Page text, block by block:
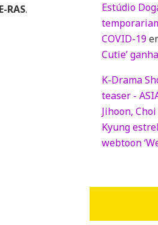
RAS.
Estúdio
COVID-19
Cutie’
K-Drama
teaser -
Jihoon,
Kyung
webtoon